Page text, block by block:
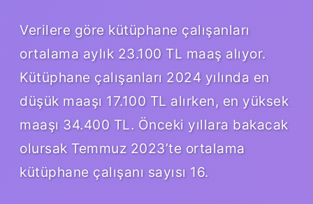
Verilere göre kütüphane çalışanları
ortalama aylık 23.100 TL maaş alıyor.
Kütüphane çalışanları 2024 yılında en
düşük maaşı 17.100 TL alırken, en yüksek
maaşı 34.400 TL. Önceki yıllara bakacak
olursak Temmuz 2023’te ortalama
kütüphane çalışanı sayısı 16.